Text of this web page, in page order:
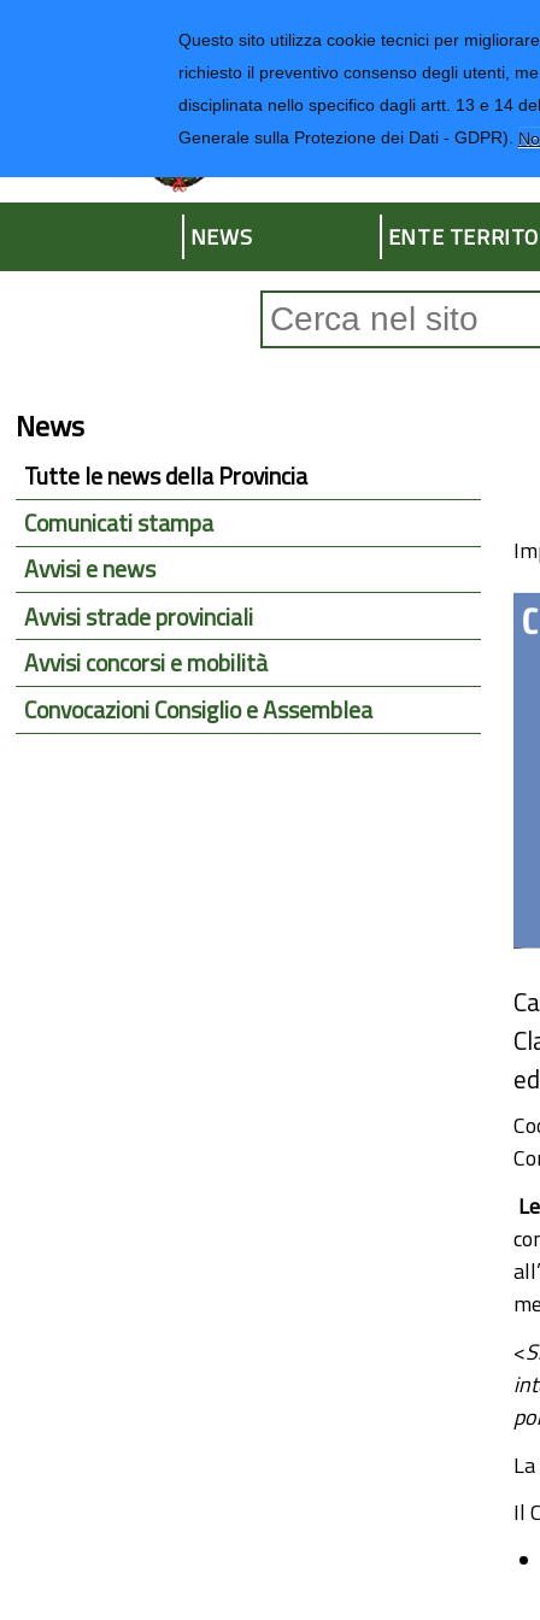
Questo sito utilizza cookie tecnici per
richiesto il preventivo consenso degli utenti,
disciplinata nello specifico dagli artt. 13 e 14
Generale sulla Protezione dei Dati - GDPR).
Regione Liguria
Provincia di
NEWS ENTE
<
Il
News
Tutte le news della Provincia
Comunicati stampa
Avvisi e news
Avvisi strade provinciali
Avvisi concorsi e mobilità
Convocazioni Consiglio e Assemblea